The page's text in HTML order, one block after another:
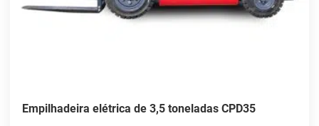
Empilhadeira elétrica de 3,5 toneladas CPD35